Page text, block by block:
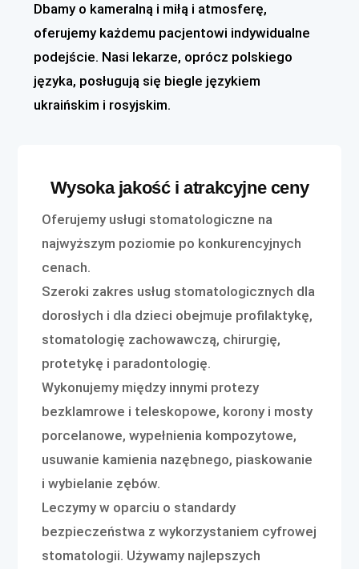
Dbamy o kameralną i miłą i atmosferę,
oferujemy każdemu pacjentowi indywidualne
podejście. Nasi lekarze, oprócz polskiego
języka, posługują się biegle językiem
ukraińskim i rosyjskim.
Wysoka jakość i atrakcyjne ceny
Oferujemy usługi stomatologiczne na
najwyższym poziomie po konkurencyjnych
cenach.
Szeroki zakres usług stomatologicznych dla
dorosłych i dla dzieci obejmuje profilaktykę,
stomatologię zachowawczą, chirurgię,
protetykę i paradontologię.
Wykonujemy między innymi protezy
bezklamrowe i teleskopowe, korony i mosty
porcelanowe, wypełnienia kompozytowe,
usuwanie kamienia nazębnego, piaskowanie
i wybielanie zębów.
Leczymy w oparciu o standardy
bezpieczeństwa z wykorzystaniem cyfrowej
stomatologii. Używamy najlepszych